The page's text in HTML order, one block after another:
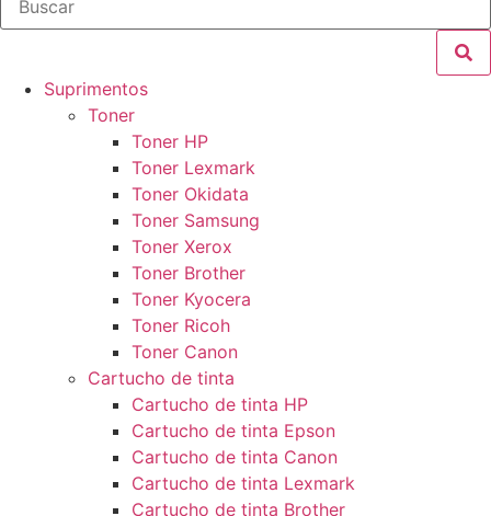
Suprimentos
Toner
Toner HP
Toner Lexmark
Toner Okidata
Toner Samsung
Toner Xerox
Toner Brother
Toner Kyocera
Toner Ricoh
Toner Canon
Cartucho de tinta
Cartucho de tinta HP
Cartucho de tinta Epson
Cartucho de tinta Canon
Cartucho de tinta Lexmark
Cartucho de tinta Brother